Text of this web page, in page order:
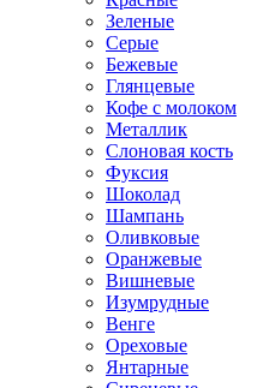
Зеленые
Серые
Бежевые
Глянцевые
Кофе с молоком
Металлик
Слоновая кость
Фуксия
Шоколад
Шампань
Оливковые
Оранжевые
Вишневые
Изумрудные
Венге
Ореховые
Янтарные